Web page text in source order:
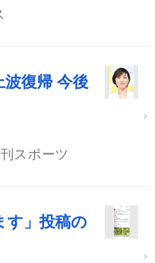
波復帰 今後
スポーツ
す」投稿の